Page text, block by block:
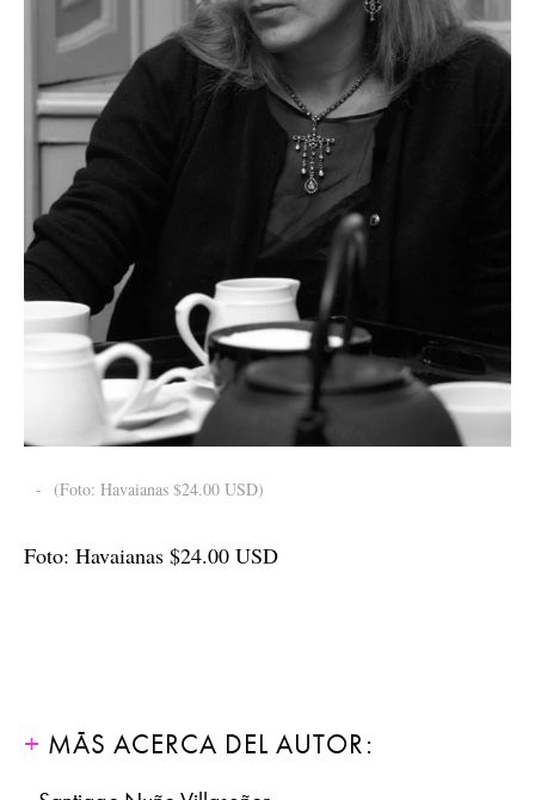
- (Foto: Havaianas $24.00 USD)
Foto: Havaianas $24.00 USD
MÁS ACERCA DEL AUTOR: